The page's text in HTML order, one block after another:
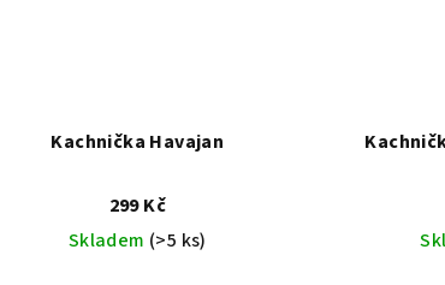
Kachnička Havajan
299 Kč
Skladem (>5 ks)